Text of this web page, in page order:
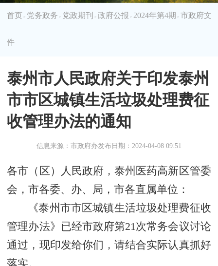
首页 > 党务政务 > 党政期刊 > 政府公报 > 2024年第4期 > 市政府文
件
泰州市人民政府关于印发泰州
市市区城镇生活垃圾处理费征
收管理办法的通知
信息来源：市政府办发布日期：2024-04-08 09:51
各市（区）人民政府，泰州医药高新区管委
会，市各委、办、局，市各直属单位：
《泰州市市区城镇生活垃圾处理费征收
管理办法》已经市政府第21次常务会议讨论
通过，现印发给你们，请结合实际认真抓好